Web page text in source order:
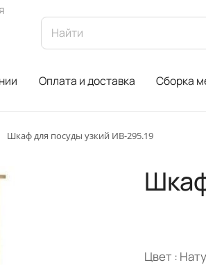
Оплата и доставка Сборка
Шкаф для посуды узкий ИВ-295.19
Цвет :